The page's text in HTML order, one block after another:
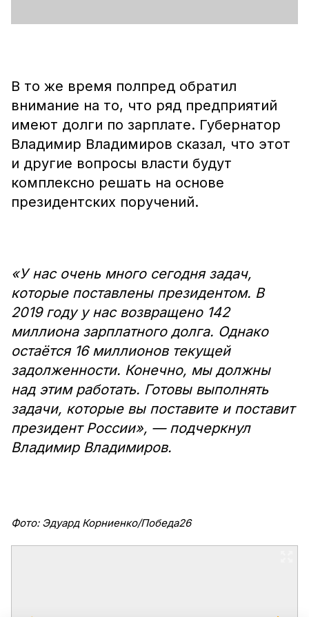
В то же время полпред обратил
внимание на то, что ряд предприятий
имеют долги по зарплате. Губернатор
Владимир Владимиров сказал, что этот
и другие вопросы власти будут
комплексно решать на основе
президентских поручений.
«У нас очень много сегодня задач,
которые поставлены президентом. В
2019 году у нас возвращено 142
миллиона зарплатного долга. Однако
остаётся 16 миллионов текущей
задолженности. Конечно, мы должны
над этим работать. Готовы выполнять
задачи, которые вы поставите и поставит
президент России», — подчеркнул
Владимир Владимиров.
Фото: Эдуард Корниенко/Победа26